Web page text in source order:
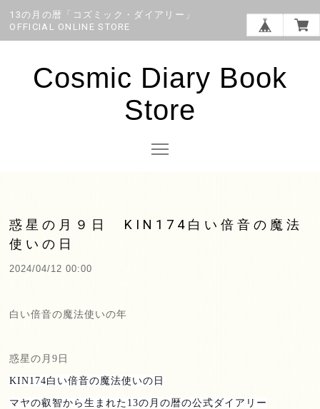
13の月の暦「コズミック・ダイアリー」
OFFICIAL ONLINE STORE
Cosmic Diary Book
Store
惑星の月９日 KIN174白い倍音の魔法
使いの日
2024/04/12 00:00
白い倍音の魔法使いの年
惑星の月9 日
KIN174白い倍音の魔法使いの日
マヤの叡智から生まれた 13の月の暦の公式ダイアリー